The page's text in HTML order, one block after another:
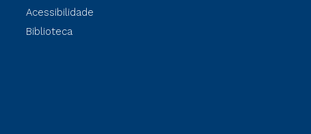
Acessibilidade
Biblioteca